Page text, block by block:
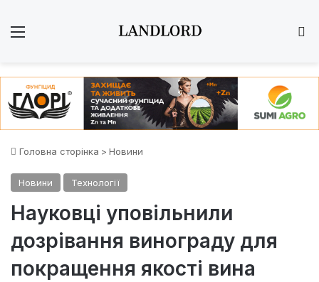
Головна сторінка > Новини
Новини Технології
Науковці уповільнили
дозрівання винограду для
покращення якості вина